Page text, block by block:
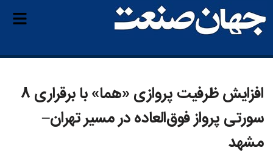
افزایش ظرفیت پروازی «هما» با برقراری ۸
سورتی پرواز فوق‌العاده در مسیر تهران–
مشهد